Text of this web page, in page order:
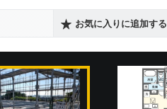
お気に入りに追加する